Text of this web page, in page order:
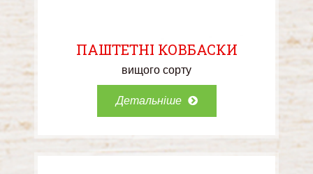
ПАШТЕТНІ КОВБАСКИ
вищого сорту
Детальніше